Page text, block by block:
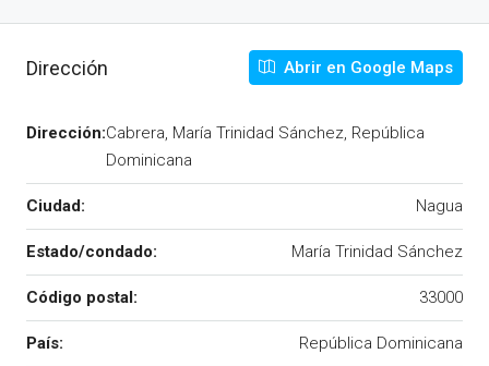
Dirección Abrir en Google Maps
Dirección:Cabrera, María Trinidad Sánchez, República
Dominicana
Ciudad: Nagua
Estado/condado: María Trinidad Sánchez
Código postal: 33000
País: República Dominicana